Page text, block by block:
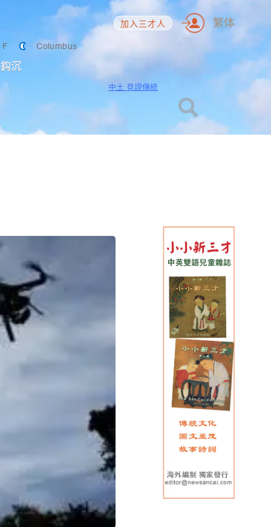
F Columbus
沉
加入三才人 繁体
中土 見證傳統